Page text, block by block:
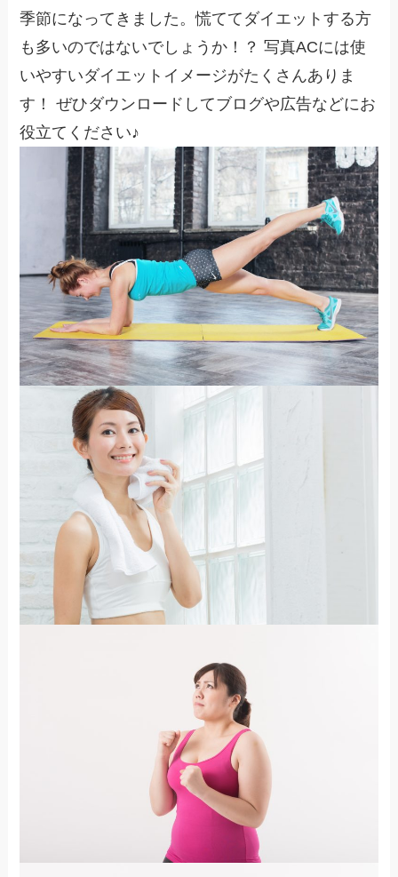
季節になってきました。慌ててダイエットする方
も多いのではないでしょうか！？ 写真ACには使
いやすいダイエットイメージがたくさんありま
す！ ぜひダウンロードしてブログや広告などにお
役立てください♪